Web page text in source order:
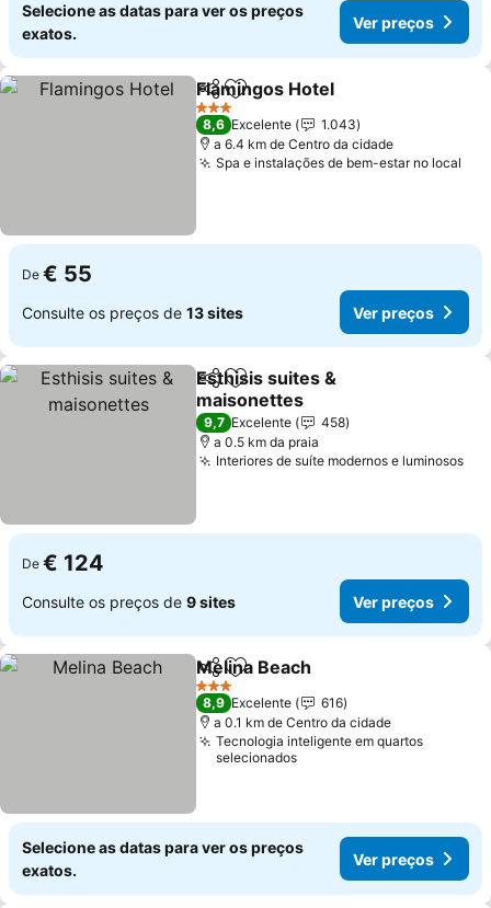
Selecione as datas para ver os preços
exatos.
Ver preços
PartilharAdicionar aos favoritos
Flamingos Hotel
3 Estrelas
8,6 Excelente
1.043
a 6.4 km de Centro da cidade
Spa e instalações de bem-estar no local
De € 55
Consulte os preços de 13 sites Ver preços
PartilharAdicionar aos favoritos
Esthisis suites &
maisonettes
9,7 Excelente
458
a 0.5 km da praia
Interiores de suíte modernos e luminosos
De € 124
Consulte os preços de 9 sites Ver preços
PartilharAdicionar aos favoritos
Melina Beach
3 Estrelas
8,9 Excelente
616
a 0.1 km de Centro da cidade
Tecnologia inteligente em quartos
selecionados
Selecione as datas para ver os preços
exatos.
Ver preços